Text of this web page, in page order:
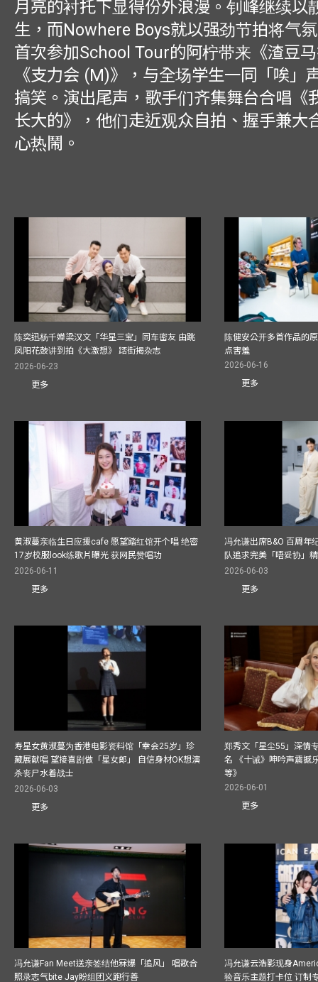
月亮的衬托下显得份外浪漫。钊峰继续以
生，而Nowhere Boys就以强劲节拍将气
首次参加School Tour的阿柠带来《渣豆
《支力会 (M)》，与全场学生一同「唉」
搞笑。演出尾声，歌手们齐集舞台合唱《
长大的》，他们走近观众自拍、握手兼大
心热鬧。
陈奕迅杨千嬅梁汉文「华星三宝」同车密友 由跳
凤阳花鼓讲到拍《大激想》 踎街揭杂志
2026-06-23
更多
陈健安公开多首作品的
点害羞
2026-06-16
更多
黄淑蔓亲临生日应援cafe 愿望踏红馆开个唱 绝密
17岁校服look练歌片曝光 获网民赞唱功
2026-06-11
更多
冯允谦出席B&O 百周年
队追求完美「唔妥协」
2026-06-03
更多
寿星女黄淑蔓为香港电影资料馆「幸会25岁」珍
藏展献唱 望接喜剧做「星女郎」 自信身材OK想演
杀丧尸水着战士
2026-06-03
更多
郑秀文「星尘55」深情
名 《十诫》呻吟声震撼
等》
2026-06-01
更多
冯允谦Fan Meet送亲签结他冧爆「追风」 唱歌合
照录志气bite Jay盼组团义跑行善
冯允谦云浩影现身
验音乐主题打卡位 订制